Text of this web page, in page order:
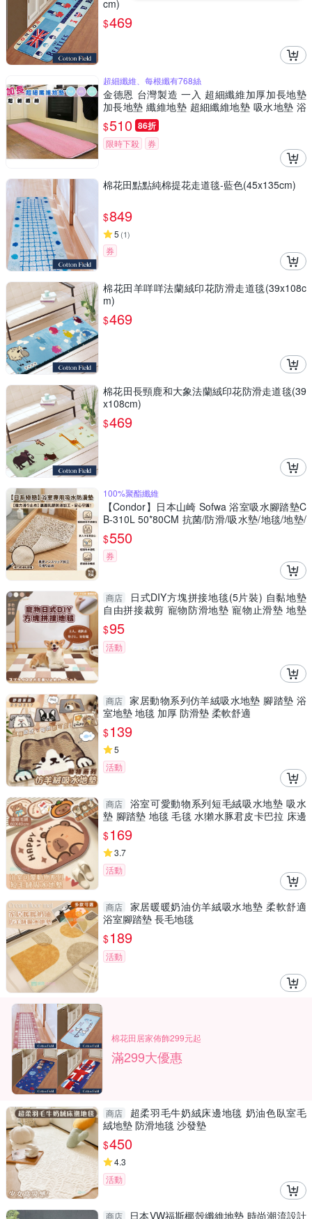
cm)
$469
超細纖維、每根纖有768絲
金德恩 台灣製造 一入 超細纖維加厚加長地墊
加長地墊 纖維地墊 超細纖維地墊 吸水地墊 浴
室地墊 加厚地墊
$510 86折
限時下殺 券
棉花田點點純棉提花走道毯-藍色(45x135cm)
$849
5 (1)
券
棉花田羊咩咩法蘭絨印花防滑走道毯(39x108c
m)
$469
棉花田長頸鹿和大象法蘭絨印花防滑走道毯(39
x108cm)
$469
100%聚酯纖維
【Condor】日本山崎 Sofwa 浴室吸水腳踏墊C
B-310L 50*80CM 抗菌/防滑/吸水墊/地毯/地墊/
踏墊
$550
券
商店
日式DIY方塊拼接地毯(5片裝) 自黏地墊
自由拼接裁剪 寵物防滑地墊 寵物止滑墊 地墊
地毯 地板貼
$95
活動
商店 家居動物系列仿羊絨吸水地墊 腳踏墊 浴
室地墊 地毯 加厚 防滑墊 柔軟舒適
$139
5
活動
商店
浴室可愛動物系列短毛絨吸水地墊 吸水
墊 腳踏墊 地毯 毛毯 水獺水豚君皮卡巴拉 床邊
地毯
$169
3.7
活動
商店
家居暖暖奶油仿羊絨吸水地墊 柔軟舒適
浴室腳踏墊 長毛地毯
$189
活動
棉花田居家佈飾299元起
滿299大優惠
商店
超柔羽毛牛奶絨床邊地毯 奶油色臥室毛
絨地墊 防滑地毯 沙發墊
$450
4.3
活動
商店
日本VW福斯椰殼纖維地墊 時尚潮流設計